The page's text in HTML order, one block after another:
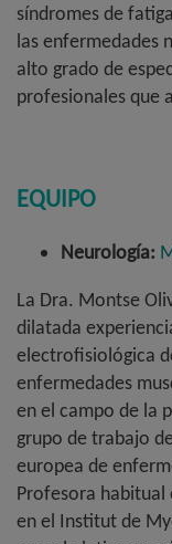
síndromes de
las enfermedades
alto grado de
profesionales que
EQUIPO
Neurología:
La Dra. Montse
dilatada
electrofisiológica
enfermedades
en el campo de la
grupo de trabajo
europea de
Profesora habitual
en el Institut de